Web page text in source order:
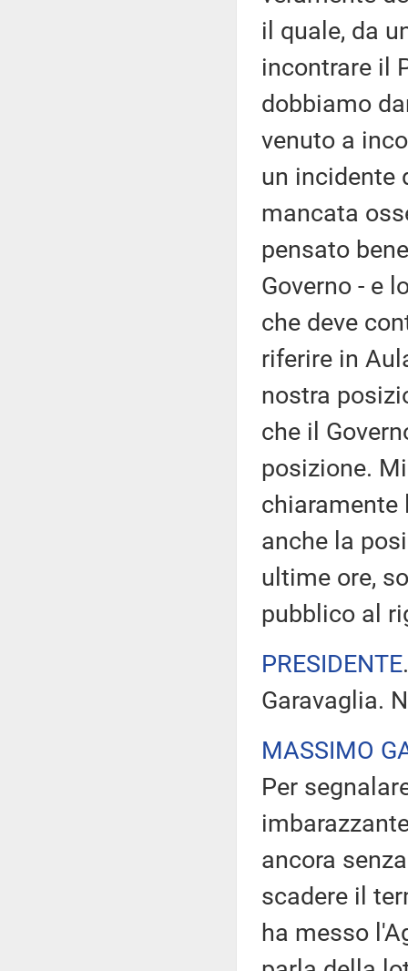
il quale, da
incontrare il
dobbiamo
venuto a
un incidente
mancata
pensato
Governo - e
che deve
riferire in
nostra
che il
posizione.
chiaramente
anche la
ultime ore,
pubblico al
PRESIDENTE
Garavaglia.
MASSIMO
Per
ancora
scadere il
ha messo